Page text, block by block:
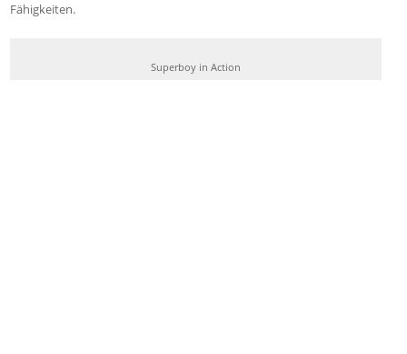
Fähigkeiten.
Superboy in Action